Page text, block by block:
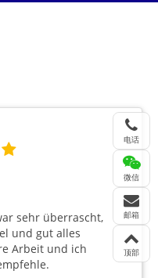
sehr überrascht,
und gut alles
Arbeit und ich
电话
微信
邮箱
顶部